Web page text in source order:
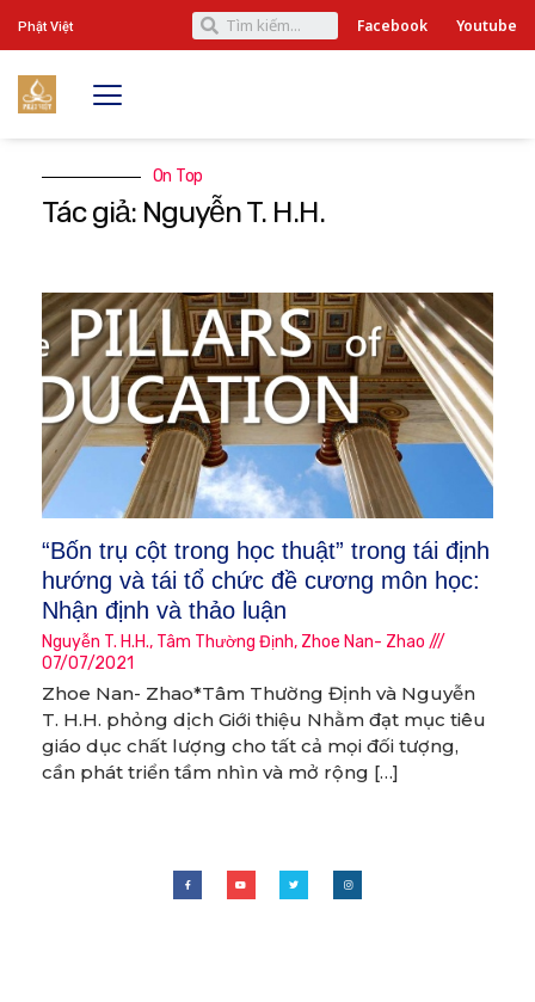
Phật Việt Facebook Youtube
On Top
Tác giả: Nguyễn T. H.H.
“Bốn trụ cột trong học thuật” trong tái định
hướng và tái tổ chức đề cương môn học:
Nhận định và thảo luận
Nguyễn T. H.H., Tâm Thường Định, Zhoe Nan- Zhao
07/07/2021
Zhoe Nan- Zhao*Tâm Thường Định và Nguyễn
T. H.H. phỏng dịch Giới thiệu Nhằm đạt mục tiêu
giáo dục chất lượng cho tất cả mọi đối tượng,
cần phát triển tầm nhìn và mở rộng […]